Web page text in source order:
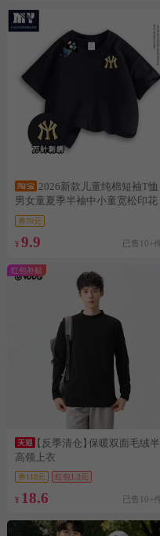
2026新款儿童纯棉短袖T恤
男女童夏季半袖中小童宽松印花
上衣
券70元
¥ 9.9 已售10+件
红包补贴
【反季清仓】保暖双面毛绒半
高领上衣
券110元 红包1.3元
¥ 18.6 已售10+件